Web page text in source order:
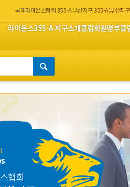
국제라이온스협회 355-A 부산지구355-A(부산지
라이온스355-A 지구소개클럽회원명부클
협회